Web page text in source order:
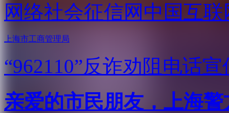
网络社会征信网 中国互
上海市工商管理局
“962110”反诈劝阻电话宣
亲爱的市民朋友，上海